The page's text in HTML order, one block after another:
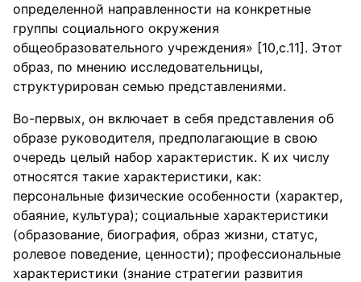
определенной направленности на конкретные
группы социального окружения
общеобразовательного учреждения» [10,с.11]. Этот
образ, по мнению исследовательницы,
структурирован семью представлениями.
Во-первых, он включает в себя представления об
образе руководителя, предполагающие в свою
очередь целый набор характеристик. К их числу
относятся такие характеристики, как:
персональные физические особенности (характер,
обаяние, культура); социальные характеристики
(образование, биография, образ жизни, статус,
ролевое поведение, ценности); профессиональные
характеристики (знание стратегии развития